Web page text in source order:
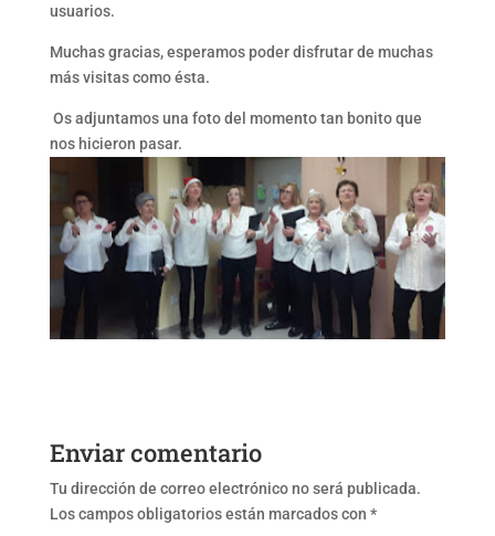
usuarios.
Muchas gracias, esperamos poder disfrutar de muchas
más visitas como ésta.
Os adjuntamos una foto del momento tan bonito que
nos hicieron pasar.
Enviar comentario
Tu dirección de correo electrónico no será publicada.
Los campos obligatorios están marcados con *